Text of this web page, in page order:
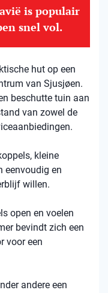
is populair
snel vol.
hut op een
van Sjusjøen.
beschutte tuin aan
van zowel de
kleine
eenvoudig en
willen.
open en voelen
bevindt zich een
voor een
andere een